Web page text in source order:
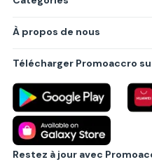
Produits
Villes principales
À propos de nous
Politique de confidentialité
Règlements
Partenariat B2B
Blog
Contact
Télécharger Promoaccro
Restez à jour avec